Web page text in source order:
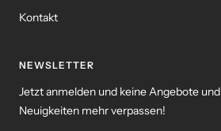
Kontakt
NEWSLETTER
Jetzt anmelden und keine Angebote und
Neuigkeiten mehr verpassen!